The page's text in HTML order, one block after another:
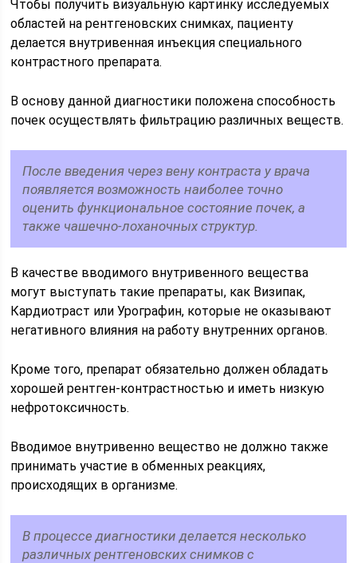
Чтобы получить визуальную картинку исследуемых
областей на рентгеновских снимках, пациенту
делается внутривенная инъекция специального
контрастного препарата.
В основу данной диагностики положена способность
почек осуществлять фильтрацию различных веществ.
После введения через вену контраста у врача
появляется возможность наиболее точно
оценить функциональное состояние почек, а
также чашечно-лоханочных структур.
В качестве вводимого внутривенного вещества
могут выступать такие препараты, как Визипак,
Кардиотраст или Урографин, которые не оказывают
негативного влияния на работу внутренних органов.
Кроме того, препарат обязательно должен обладать
хорошей рентген-контрастностью и иметь низкую
нефротоксичность.
Вводимое внутривенно вещество не должно также
принимать участие в обменных реакциях,
происходящих в организме.
В процессе диагностики делается несколько
различных рентгеновских снимков с